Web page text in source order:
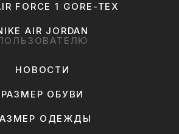
FORCE 1 GORE-TEX
AIR JORDAN
НОВОСТИ
РАЗМЕР ОБУВИ
ОДЕЖДЫ